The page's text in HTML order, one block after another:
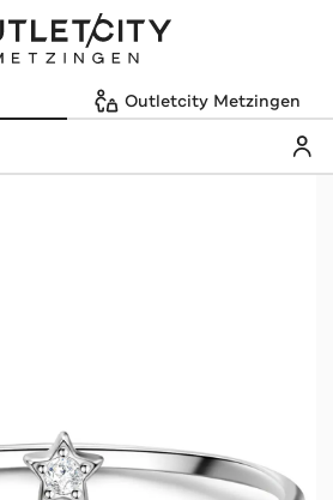
Outletcity Metzingen